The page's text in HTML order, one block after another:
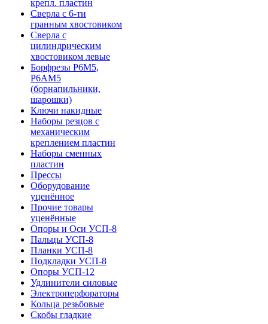
крепл. пластин
Сверла с 6-ти
гранным хвостовиком
Сверла с
цилиндрическим
хвостовиком левые
Борфрезы Р6М5,
Р6АМ5
(борнапильники,
шарошки)
Ключи накидные
Наборы резцов с
механическим
креплением пластин
Наборы сменных
пластин
Прессы
Оборудование
уценённое
Прочие товары
уценённые
Опоры и Оси УСП-8
Пальцы УСП-8
Планки УСП-8
Подкладки УСП-8
Опоры УСП-12
Удлинители силовые
Электроперфораторы
Кольца резьбовые
Скобы гладкие